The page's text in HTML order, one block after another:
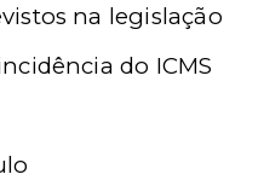
na legislação
do ICMS